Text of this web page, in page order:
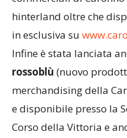
commerciali di
hinterland oltre che
in esclusiva su
Infine è stata lanciata
rossoblù(nuovo
merchandising della
e disponibile presso la